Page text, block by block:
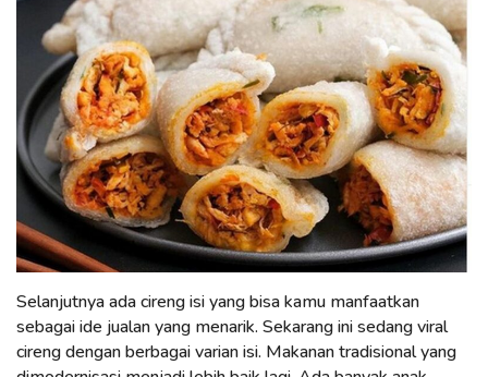
Selanjutnya ada cireng isi yang bisa kamu manfaatkan
sebagai ide jualan yang menarik. Sekarang ini sedang viral
cireng dengan berbagai varian isi. Makanan tradisional yang